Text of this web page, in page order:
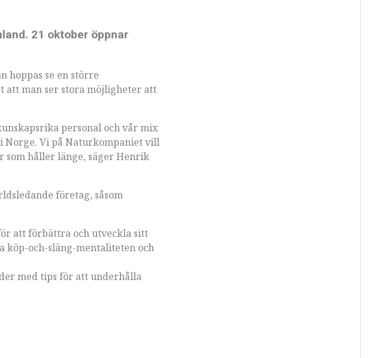
21 oktober öppnar
hoppas se en större
att man ser stora möjligheter att
personal och vår mix
Norge. Vi på Naturkompaniet vill
håller länge, säger Henrik
företag, såsom
att förbättra och utveckla sitt
köp-och-släng-mentaliteten och
med tips för att underhålla